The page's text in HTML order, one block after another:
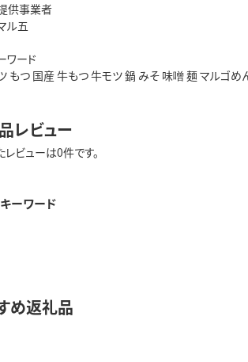
供事業者
ル五
ード
もつ 国産 牛もつ 牛モツ 鍋 みそ 味噌 麺 マルゴ
レビュー
ビューは0件です。
ーワード
め返礼品